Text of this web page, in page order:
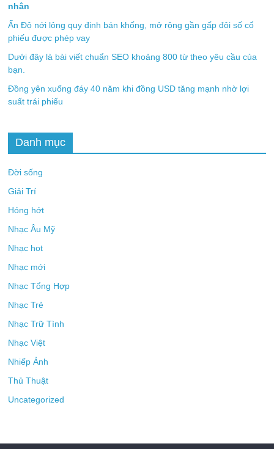
nhân
Ấn Độ nới lỏng quy định bán khống, mở rộng gần gấp đôi số cổ
phiếu được phép vay
Dưới đây là bài viết chuẩn SEO khoảng 800 từ theo yêu cầu của
bạn.
Đồng yên xuống đáy 40 năm khi đồng USD tăng mạnh nhờ lợi
suất trái phiếu
Danh mục
Đời sống
Giải Trí
Hóng hớt
Nhạc Âu Mỹ
Nhạc hot
Nhạc mới
Nhạc Tổng Hợp
Nhạc Trẻ
Nhạc Trữ Tình
Nhạc Việt
Nhiếp Ảnh
Thủ Thuật
Uncategorized